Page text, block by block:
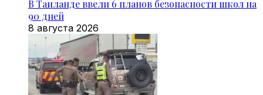
В Таиланде ввели 6 планов безопасности школ на
90 дней
8 августа 2026